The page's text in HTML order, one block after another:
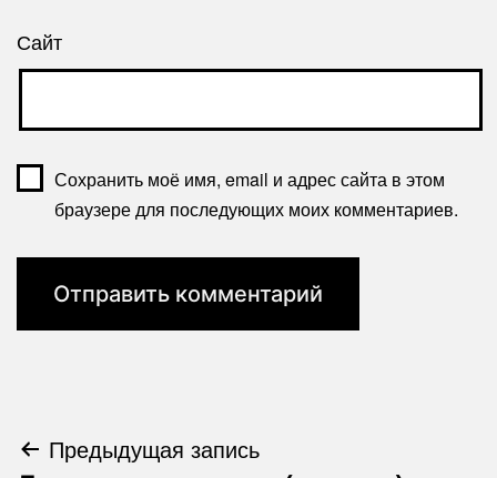
Сайт
Сохранить моё имя, email и адрес сайта в этом
браузере для последующих моих комментариев.
Навигация
Предыдущая запись